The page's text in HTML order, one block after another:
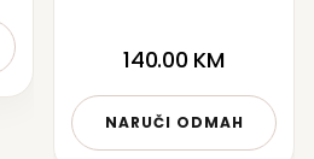
140.00 KM
NARUČI ODMAH